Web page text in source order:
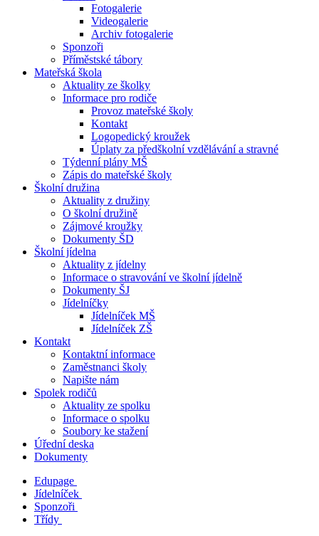
Fotogalerie
Videogalerie
Archiv fotogalerie
Sponzoři
Příměstské tábory
Mateřská škola
Aktuality ze školky
Informace pro rodiče
Provoz mateřské školy
Kontakt
Logopedický kroužek
Úplaty za předškolní vzdělávání a stravné
Týdenní plány MŠ
Zápis do mateřské školy
Školní družina
Aktuality z družiny
O školní družině
Zájmové kroužky
Dokumenty ŠD
Školní jídelna
Aktuality z jídelny
Informace o stravování ve školní jídelně
Dokumenty ŠJ
Jídelníčky
Jídelníček MŠ
Jídelníček ZŠ
Kontakt
Kontaktní informace
Zaměstnanci školy
Napište nám
Spolek rodičů
Aktuality ze spolku
Informace o spolku
Soubory ke stažení
Úřední deska
Dokumenty
Edupage
Jídelníček
Sponzoři
Třídy